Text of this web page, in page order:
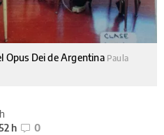
Opus Dei de Argentina Paula
h 0